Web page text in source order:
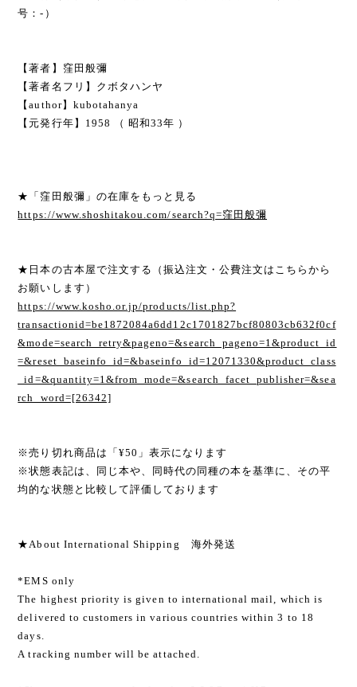
号：-）
【著者】窪田般彌
【著者名フリ】クボタハンヤ
【author】kubotahanya
【元発行年】1958 （ 昭和33年 ）
★「窪田般彌」の在庫をもっと見る
https://www.shoshitakou.com/search?q=窪田般彌
★日本の古本屋で注文する（振込注文・公費注文はこちらから
お願いします）
https://www.kosho.or.jp/products/list.php?
transactionid=be1872084a6dd12c1701827bcf80803cb632f0cf
&mode=search_retry&pageno=&search_pageno=1&product_id
=&reset_baseinfo_id=&baseinfo_id=12071330&product_class
_id=&quantity=1&from_mode=&search_facet_publisher=&sea
rch_word=[26342]
※売り切れ商品は「¥50」表示になります
※状態表記は、同じ本や、同時代の同種の本を基準に、その平
均的な状態と比較して評価しております
★About International Shipping 海外発送
*EMS only
The highest priority is given to international mail, which is
delivered to customers in various countries within 3 to 18
days.
A tracking number will be attached.